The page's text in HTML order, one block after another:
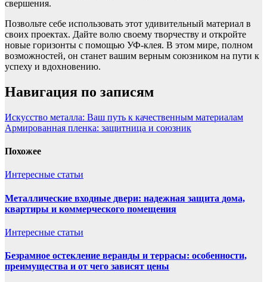
свершения.
Позвольте себе использовать этот удивительный материал в
своих проектах. Дайте волю своему творчеству и откройте
новые горизонты с помощью УФ-клея. В этом мире, полном
возможностей, он станет вашим верным союзником на пути к
успеху и вдохновению.
Навигация по записям
Искусство металла: Ваш путь к качественным материалам
Армированная пленка: защитница и союзник
Похожее
Интересные статьи
Металлические входные двери: надежная защита дома,
квартиры и коммерческого помещения
Интересные статьи
Безрамное остекление веранды и террасы: особенности,
преимущества и от чего зависят цены